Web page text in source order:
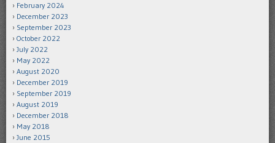
February 2024
December 2023
September 2023
October 2022
July 2022
May 2022
August 2020
December 2019
September 2019
August 2019
December 2018
May 2018
June 2015